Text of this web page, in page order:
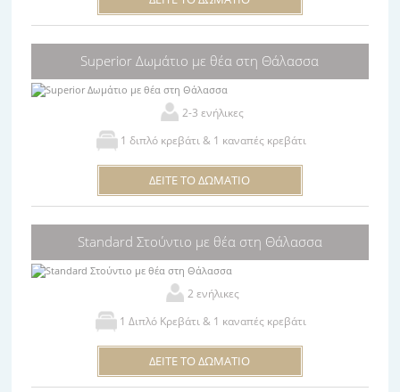
Superior Δωμάτιο με θέα στη Θάλασσα
2-3 ενήλικες
1 διπλό κρεβάτι & 1 καναπές κρεβάτι
ΔΕΙΤΕ ΤΟ ΔΩΜΑΤΙΟ
Standard Στούντιο με θέα στη Θάλασσα
2 ενήλικες
1 Διπλό Κρεβάτι & 1 καναπές κρεβάτι
ΔΕΙΤΕ ΤΟ ΔΩΜΑΤΙΟ